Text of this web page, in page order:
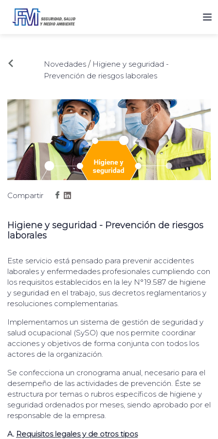
Novedades/ Higiene y seguridad -
Prevención de riesgos laborales
Compartir
Higiene y seguridad - Prevención de riesgos
laborales
Este servicio está pensado para prevenir accidentes
laborales y enfermedades profesionales cumpliendo con
los requisitos establecidos en la ley N°19.587 de higiene
y seguridad en el trabajo, sus decretos reglamentarios y
resoluciones complementarias.
Implementamos un sistema de gestión de seguridad y
salud ocupacional (SySO) que nos permite coordinar
acciones y objetivos de forma conjunta con todos los
actores de la organización.
Se confecciona un cronograma anual, necesario para el
desempeño de las actividades de prevención. Éste se
estructura por temas o rubros específicos de higiene y
seguridad ordenados por meses, siendo aprobado por el
responsable de la empresa.
A. Requisitos legales y de otros tipos